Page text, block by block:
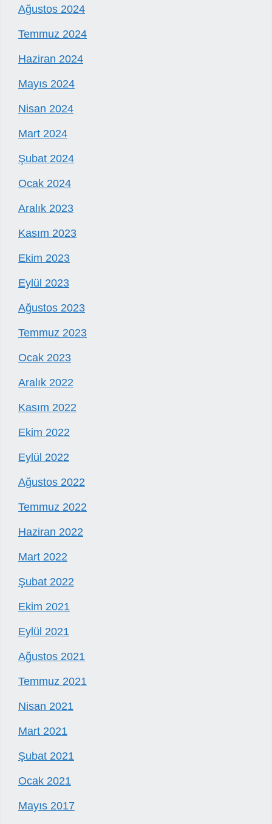
Ağustos 2024
Temmuz 2024
Haziran 2024
Mayıs 2024
Nisan 2024
Mart 2024
Şubat 2024
Ocak 2024
Aralık 2023
Kasım 2023
Ekim 2023
Eylül 2023
Ağustos 2023
Temmuz 2023
Ocak 2023
Aralık 2022
Kasım 2022
Ekim 2022
Eylül 2022
Ağustos 2022
Temmuz 2022
Haziran 2022
Mart 2022
Şubat 2022
Ekim 2021
Eylül 2021
Ağustos 2021
Temmuz 2021
Nisan 2021
Mart 2021
Şubat 2021
Ocak 2021
Mayıs 2017